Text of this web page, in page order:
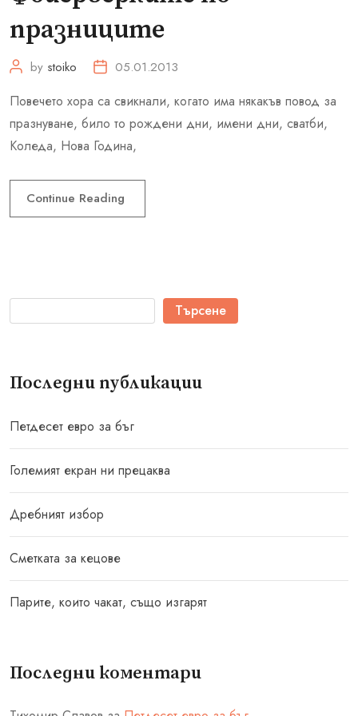
празниците
by stoiko 05.01.2013
Повечето хора са свикнали, когато има някакъв повод за
празнуване, било то рождени дни, имени дни, сватби,
Коледа, Нова Година,
Continue Reading
Търсене
Последни публикации
Петдесет евро за бъг
Големият екран ни прецаква
Дребният избор
Сметката за кецове
Парите, които чакат, също изгарят
Последни коментари